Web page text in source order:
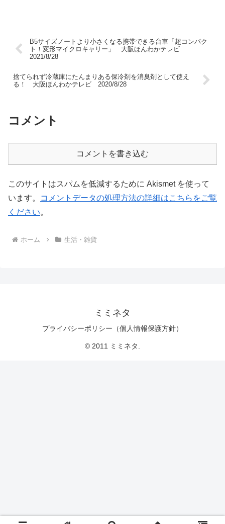
B5サイズノートより小さくなる携帯できる台車「超コンパク
ト！変形マイクロキャリー」 大阪ほんわかテレビ
2021/8/28
捨てられず冷蔵庫にたんまりある保冷剤を消臭剤として使え
る！ 大阪ほんわかテレビ 2020/8/28
コメント
コメントを書き込む
このサイトはスパムを低減するために Akismet を使って
います。
コメントデータの処理方法の詳細はこちらをご覧
ください。
ホーム 生活・雑貨
ミミネタ
プライバシーポリシー（個人情報保護方針）
© 2011 ミミネタ.